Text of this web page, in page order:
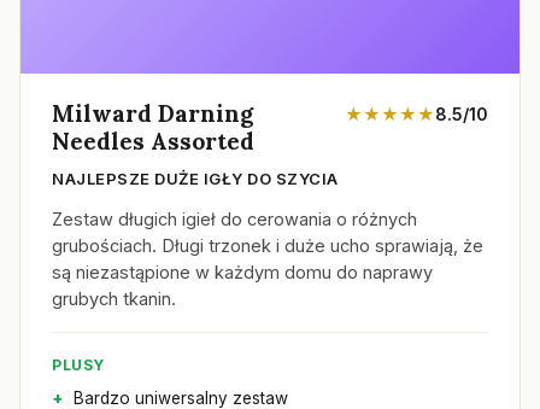
Milward Darning
Needles Assorted
★★★★★8.5/10
NAJLEPSZE DUŻE IGŁY DO SZYCIA
Zestaw długich igieł do cerowania o różnych
grubościach. Długi trzonek i duże ucho sprawiają, że
są niezastąpione w każdym domu do naprawy
grubych tkanin.
PLUSY
Bardzo uniwersalny zestaw